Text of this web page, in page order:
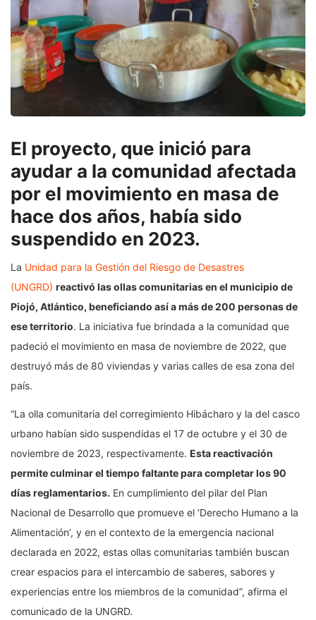
El proyecto, que inició para
ayudar a la comunidad afectada
por el movimiento en masa de
hace dos años, había sido
suspendido en 2023.
La Unidad para la Gestión del Riesgo de Desastres
(UNGRD) reactivó las ollas comunitarias en el municipio de
Piojó, Atlántico, beneficiando así a más de 200 personas de
ese territorio. La iniciativa fue brindada a la comunidad que
padeció el movimiento en masa de noviembre de 2022, que
destruyó más de 80 viviendas y varias calles de esa zona del
país.
“La olla comunitaria del corregimiento Hibácharo y la del casco
urbano habían sido suspendidas el 17 de octubre y el 30 de
noviembre de 2023, respectivamente. Esta reactivación
permite culminar el tiempo faltante para completar los 90
días reglamentarios. En cumplimiento del pilar del Plan
Nacional de Desarrollo que promueve el ‘Derecho Humano a la
Alimentación’, y en el contexto de la emergencia nacional
declarada en 2022, estas ollas comunitarias también buscan
crear espacios para el intercambio de saberes, sabores y
experiencias entre los miembros de la comunidad”, afirma el
comunicado de la UNGRD.